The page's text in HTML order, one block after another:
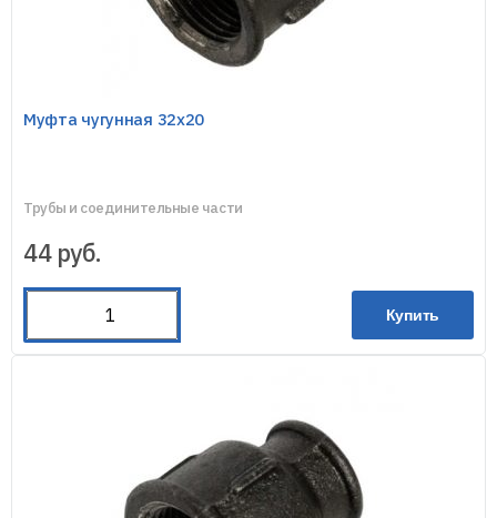
Муфта чугунная 32х20
Трубы и соединительные части
44 руб.
Купить